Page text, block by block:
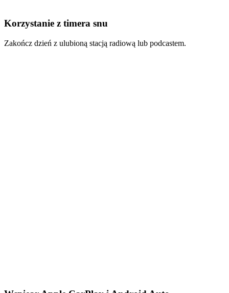
Korzystanie z timera snu
Zakończ dzień z ulubioną stacją radiową lub podcastem.